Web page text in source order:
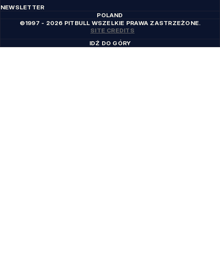
NEWSLETTER
POLAND
©1997 - 2026 PITBULL WSZELKIE PRAWA ZASTRZEŻONE.
SITE CREDITS
IDŹ DO GÓRY